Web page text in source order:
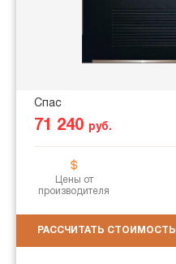
Спас
71 240 руб.
Цены от
производителя
РАССЧИТАТЬ СТОИМОСТЬ